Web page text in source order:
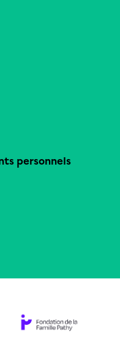
personnels